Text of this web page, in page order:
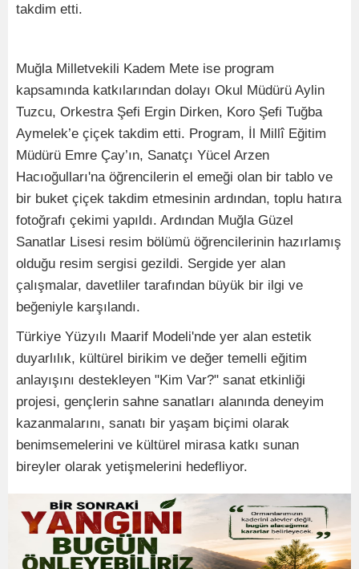
takdim etti.
Muğla Milletvekili Kadem Mete ise program
kapsamında katkılarından dolayı Okul Müdürü Aylin
Tuzcu, Orkestra Şefi Ergin Dirken, Koro Şefi Tuğba
Aymelek’e çiçek takdim etti. Program, İl Millî Eğitim
Müdürü Emre Çay’ın, Sanatçı Yücel Arzen
Hacıoğulları'na öğrencilerin el emeği olan bir tablo ve
bir buket çiçek takdim etmesinin ardından, toplu hatıra
fotoğrafı çekimi yapıldı. Ardından Muğla Güzel
Sanatlar Lisesi resim bölümü öğrencilerinin hazırlamış
olduğu resim sergisi gezildi. Sergide yer alan
çalışmalar, davetliler tarafından büyük bir ilgi ve
beğeniyle karşılandı.
Türkiye Yüzyılı Maarif Modeli'nde yer alan estetik
duyarlılık, kültürel birikim ve değer temelli eğitim
anlayışını destekleyen "Kim Var?" sanat etkinliği
projesi, gençlerin sahne sanatları alanında deneyim
kazanmalarını, sanatı bir yaşam biçimi olarak
benimsemelerini ve kültürel mirasa katkı sunan
bireyler olarak yetişmelerini hedefliyor.